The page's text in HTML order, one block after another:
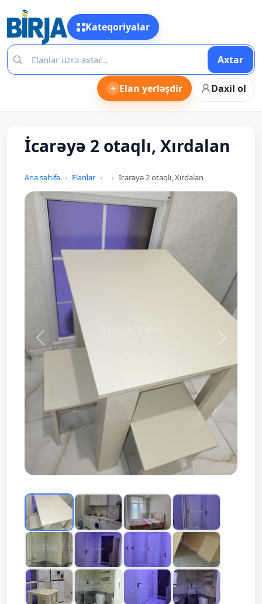
Kateqoriyalar
Axtar
+ Elan yerləşdir Daxil ol
İcarəyə 2 otaqlı, Xırdalan
Ana səhifə Elanlar İcarəyə 2 otaqlı, Xırdalan
Prev Next